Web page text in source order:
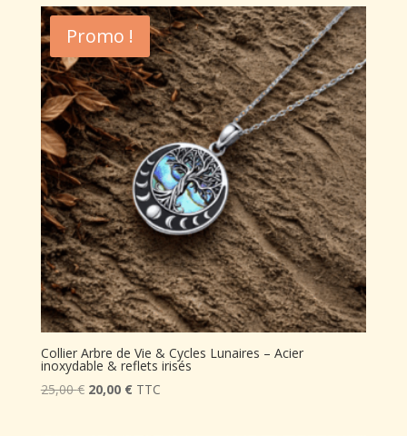
était :
25,00 €.
est :
20,00 €.
Promo !
Collier Arbre de Vie & Cycles Lunaires – Acier
inoxydable & reflets irisés
25,00€ Le
20,00 €LeTTC